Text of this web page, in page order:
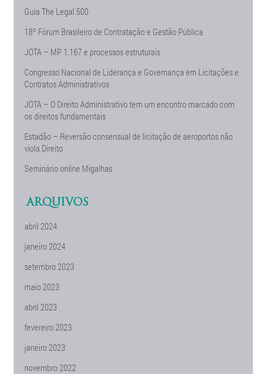
Guia The Legal 500
18º Fórum Brasileiro de Contratação e Gestão Pública
JOTA – MP 1.167 e processos estruturais
Congresso Nacional de Liderança e Governança em Licitações e
Contratos Administrativos
JOTA – O Direito Administrativo tem um encontro marcado com
os direitos fundamentais
Estadão – Reversão consensual de licitação de aeroportos não
viola Direito
Seminário online Migalhas
ARQUIVOS
abril 2024
janeiro 2024
setembro 2023
maio 2023
abril 2023
fevereiro 2023
janeiro 2023
novembro 2022